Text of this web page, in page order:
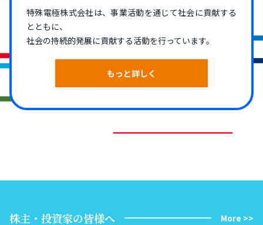
特殊電極株式会社は、事業活動を通じて社会に貢献する
とともに、
社会の持続的発展に貢献する活動を行っています。
もっと詳しく
株主・投資家の皆様へ More >>